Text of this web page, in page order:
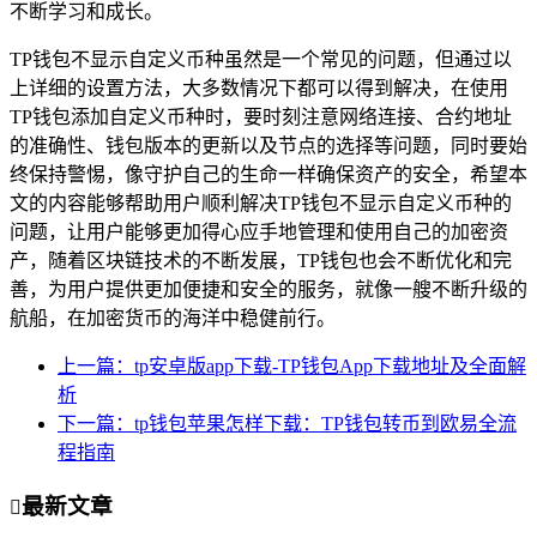
不断学习和成长。
TP钱包不显示自定义币种虽然是一个常见的问题，但通过以
上详细的设置方法，大多数情况下都可以得到解决，在使用
TP钱包添加自定义币种时，要时刻注意网络连接、合约地址
的准确性、钱包版本的更新以及节点的选择等问题，同时要始
终保持警惕，像守护自己的生命一样确保资产的安全，希望本
文的内容能够帮助用户顺利解决TP钱包不显示自定义币种的
问题，让用户能够更加得心应手地管理和使用自己的加密资
产，随着区块链技术的不断发展，TP钱包也会不断优化和完
善，为用户提供更加便捷和安全的服务，就像一艘不断升级的
航船，在加密货币的海洋中稳健前行。
上一篇：tp安卓版app下载-TP钱包App下载地址及全面解
析
下一篇：tp钱包苹果怎样下载：TP钱包转币到欧易全流
程指南
最新文章